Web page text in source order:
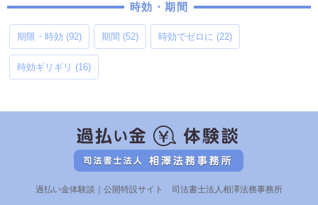
時効・期間
期限・時効 (92) 期間 (52) 時効でゼロに (22)
時効ギリギリ (16)
過払い金体験談｜公開特設サイト 司法書士法人相澤法務事務所